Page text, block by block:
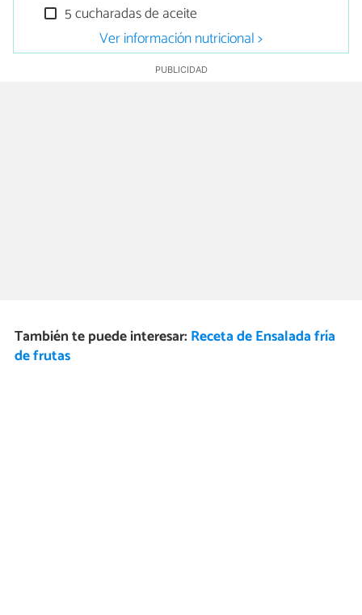
5 cucharadas de aceite
Ver información nutricional >
También te puede interesar: Receta de Ensalada fría
de frutas